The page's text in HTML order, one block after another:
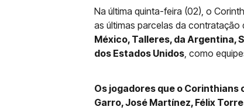
Na última quinta-feira (02), o
as últimas parcelas da contratação
México, Talleres, da Argentina,
dos Estados Unidos, como
Os jogadores que o
Garro, José Martínez, Félix